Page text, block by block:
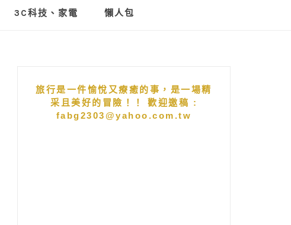
3C科技、家電 懶人包
旅行是一件愉悅又療癒的事，是一場精
采且美好的冒險！！ 歡迎邀稿 :
fabg2303@yahoo.com.tw